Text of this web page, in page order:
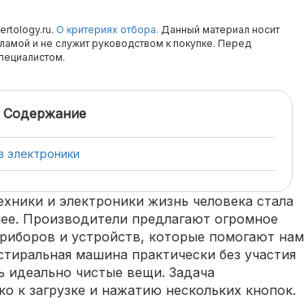
О критериях отбора. Данный материал носит
и не служит руководством к покупке. Перед
Содержание
и электроники жизнь человека стала
Производители предлагают огромное
и устройств, которые помогают нам
машина практически без участия
идеально чистые вещи. Задача
к загрузке и нажатию нескольких кнопок.